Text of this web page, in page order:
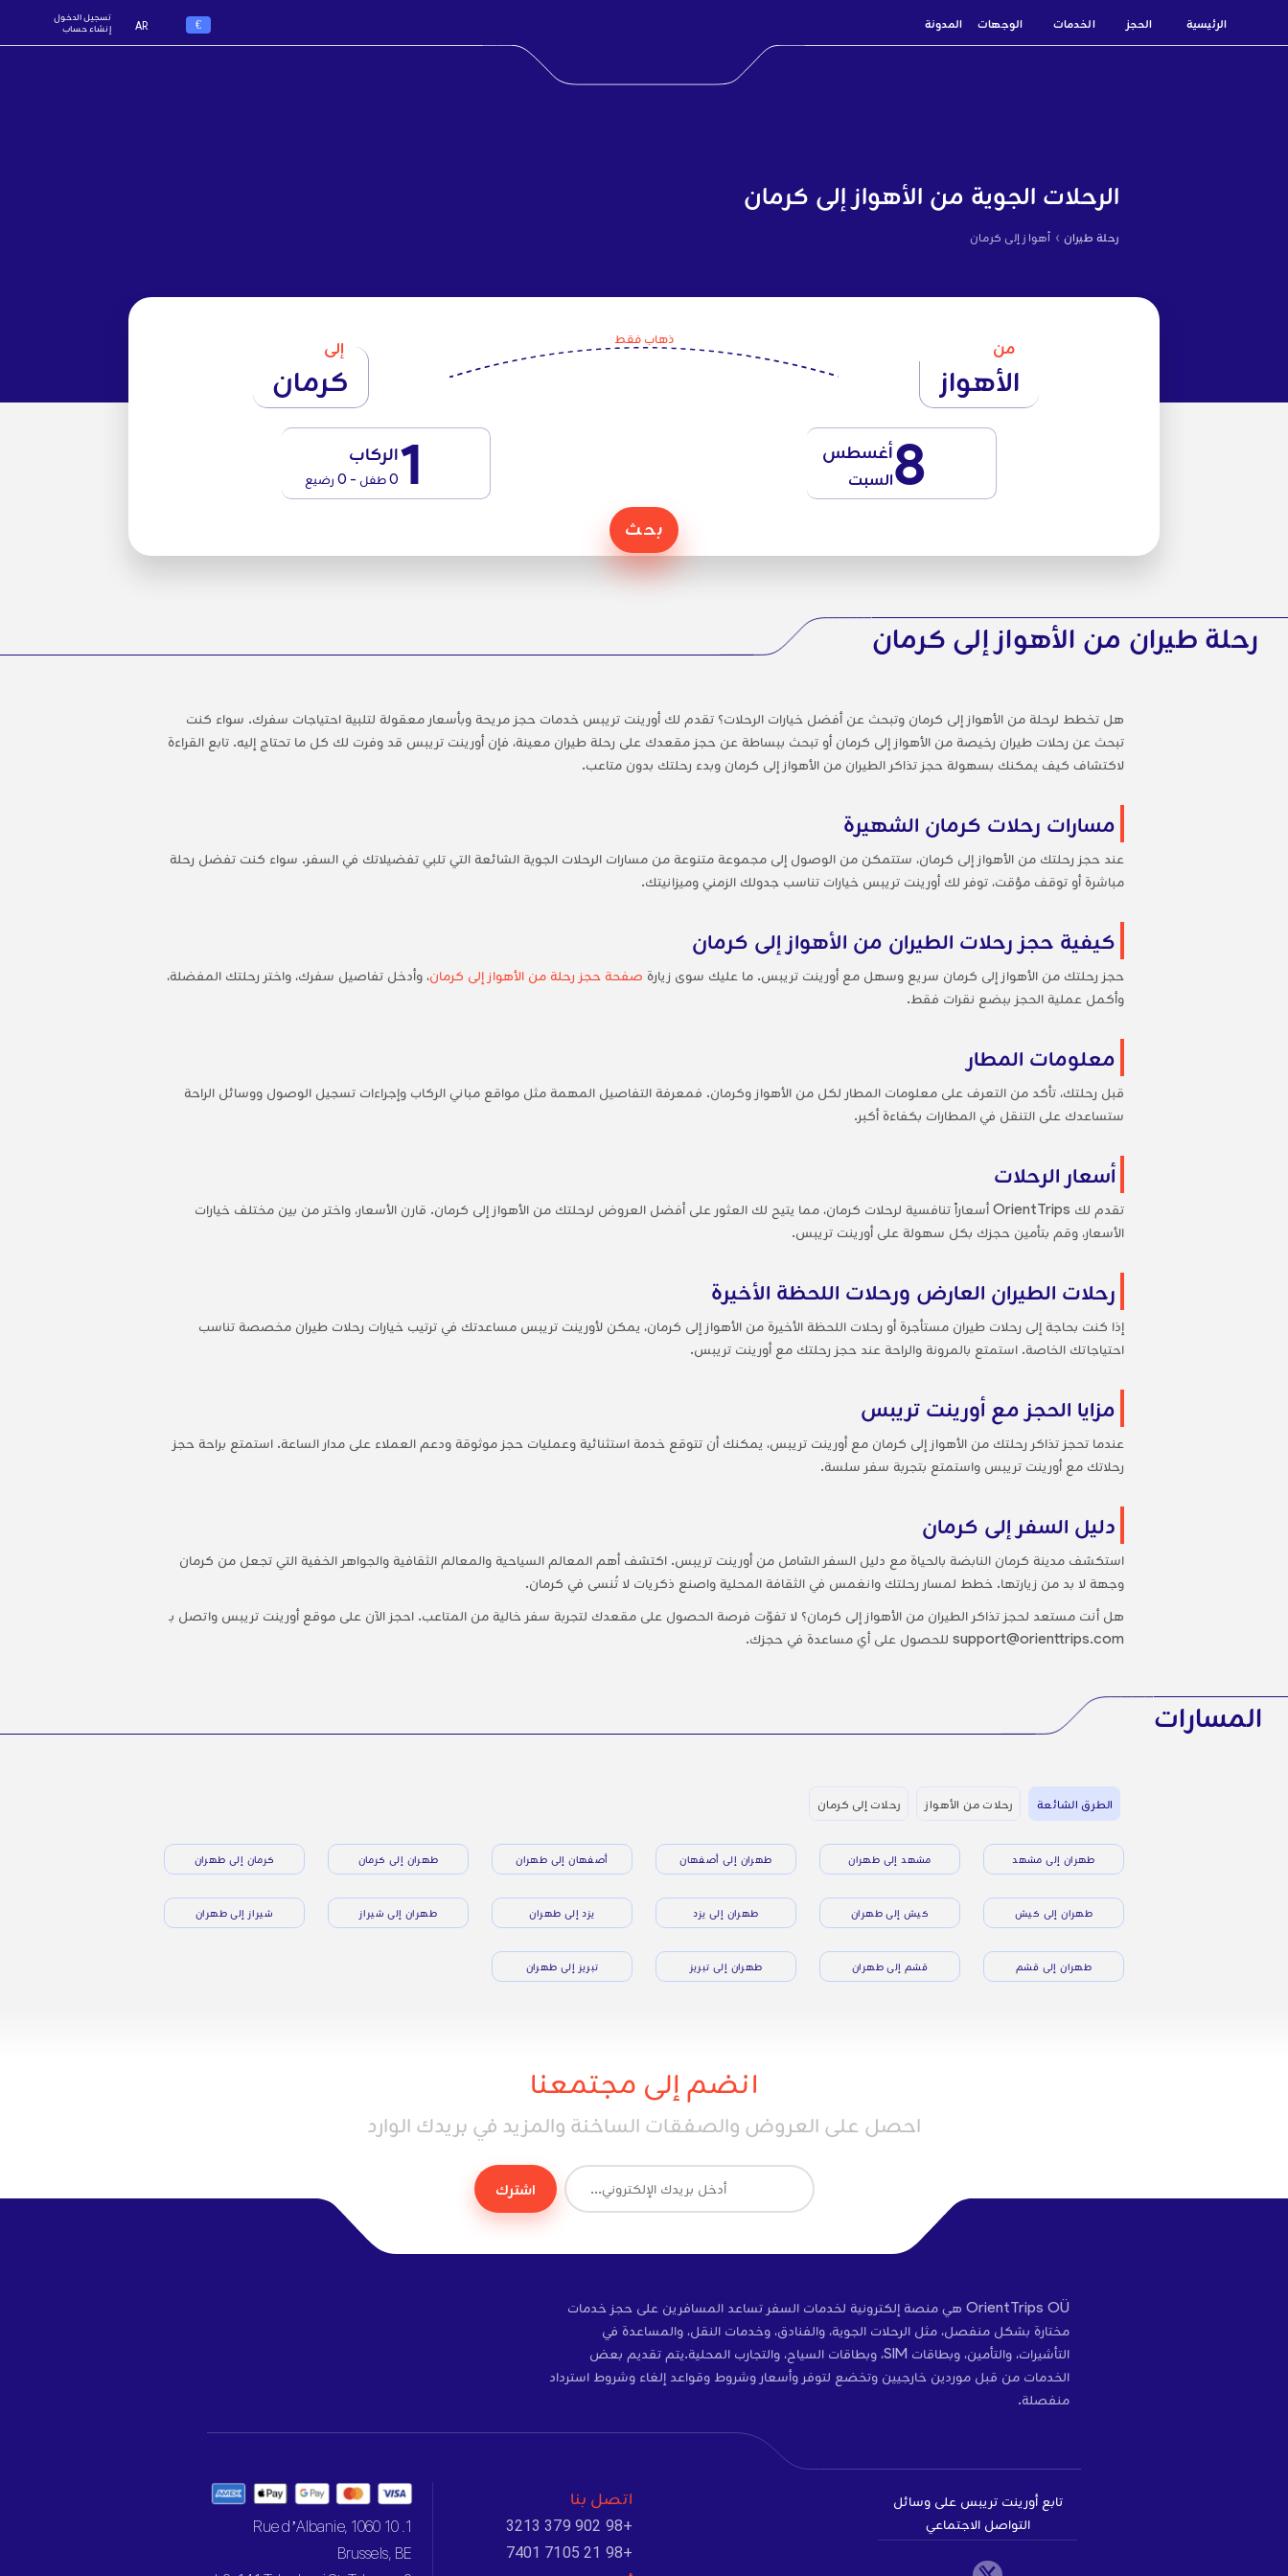
الرئيسية الحجز الخدمات الوجهات المدونة €
AR
تسجيل الدخول
إنشاء حساب
الرحلات الجوية من الأهواز إلى كرمان
رحلة طيران › أهواز إلى كرمان
من
الأهواز
ذهاب فقط إلى
كرمان
8أغسطس
السبت 1الركاب
0 طفل - 0 رضيع
بحث
رحلة طيران من الأهواز إلى كرمان
هل تخطط لرحلة من الأهواز إلى كرمان وتبحث عن أفضل خيارات الرحلات؟ تقدم لك أورينت تريبس خدمات حجز مريحة وبأسعار معقولة لتلبية احتياجات سفرك. سواء كنت
تبحث عن رحلات طيران رخيصة من الأهواز إلى كرمان أو تبحث ببساطة عن حجز مقعدك على رحلة طيران معينة، فإن أورينت تريبس قد وفرت لك كل ما تحتاج إليه. تابع القراءة
لاكتشاف كيف يمكنك بسهولة حجز تذاكر الطيران من الأهواز إلى كرمان وبدء رحلتك بدون متاعب.
مسارات رحلات كرمان الشهيرة
عند حجز رحلتك من الأهواز إلى كرمان، ستتمكن من الوصول إلى مجموعة متنوعة من مسارات الرحلات الجوية الشائعة التي تلبي تفضيلاتك في السفر. سواء كنت تفضل رحلة
مباشرة أو توقف مؤقت، توفر لك أورينت تريبس خيارات تناسب جدولك الزمني وميزانيتك.
كيفية حجز رحلات الطيران من الأهواز إلى كرمان
حجز رحلتك من الأهواز إلى كرمان سريع وسهل مع أورينت تريبس. ما عليك سوى زيارة صفحة حجز رحلة من الأهواز إلى كرمان، وأدخل تفاصيل سفرك، واختر رحلتك المفضلة،
وأكمل عملية الحجز ببضع نقرات فقط.
معلومات المطار
قبل رحلتك، تأكد من التعرف على معلومات المطار لكل من الأهواز وكرمان. فمعرفة التفاصيل المهمة مثل مواقع مباني الركاب وإجراءات تسجيل الوصول ووسائل الراحة
ستساعدك على التنقل في المطارات بكفاءة أكبر.
أسعار الرحلات
تقدم لك OrientTrips أسعاراً تنافسية لرحلات كرمان، مما يتيح لك العثور على أفضل العروض لرحلتك من الأهواز إلى كرمان. قارن الأسعار، واختر من بين مختلف خيارات
الأسعار، وقم بتأمين حجزك بكل سهولة على أورينت تريبس.
رحلات الطيران العارض ورحلات اللحظة الأخيرة
إذا كنت بحاجة إلى رحلات طيران مستأجرة أو رحلات اللحظة الأخيرة من الأهواز إلى كرمان، يمكن لأورينت تريبس مساعدتك في ترتيب خيارات رحلات طيران مخصصة تناسب
احتياجاتك الخاصة. استمتع بالمرونة والراحة عند حجز رحلتك مع أورينت تريبس.
مزايا الحجز مع أورينت تريبس
عندما تحجز تذاكر رحلتك من الأهواز إلى كرمان مع أورينت تريبس، يمكنك أن تتوقع خدمة استثنائية وعمليات حجز موثوقة ودعم العملاء على مدار الساعة. استمتع براحة حجز
رحلاتك مع أورينت تريبس واستمتع بتجربة سفر سلسة.
دليل السفر إلى كرمان
استكشف مدينة كرمان النابضة بالحياة مع دليل السفر الشامل من أورينت تريبس. اكتشف أهم المعالم السياحية والمعالم الثقافية والجواهر الخفية التي تجعل من كرمان
وجهة لا بد من زيارتها. خطط لمسار رحلتك وانغمس في الثقافة المحلية واصنع ذكريات لا تُنسى في كرمان.
هل أنت مستعد لحجز تذاكر الطيران من الأهواز إلى كرمان؟ لا تفوّت فرصة الحصول على مقعدك لتجربة سفر خالية من المتاعب. احجز الآن على موقع أورينت تريبس واتصل بـ
support@orienttrips.com للحصول على أي مساعدة في حجزك.
المسارات
الطرق الشائعة رحلات من الأهواز رحلات إلى كرمان
طهران إلى مشهد مشهد إلى طهران طهران إلى أصفهان أصفهان إلى طهران طهران إلى كرمان كرمان إلى طهران
طهران إلى كيش كيش إلى طهران طهران إلى يزد يزد إلى طهران طهران إلى شيراز شيراز إلى طهران
طهران إلى قشم قشم إلى طهران طهران إلى تبريز تبريز إلى طهران
انضم إلى مجتمعنا
احصل على العروض والصفقات الساخنة والمزيد في بريدك الوارد
اشترك
OrientTrips OÜ هي منصة إلكترونية لخدمات السفر تساعد المسافرين على حجز خدمات
مختارة بشكل منفصل، مثل الرحلات الجوية، والفنادق، وخدمات النقل، والمساعدة في
التأشيرات، والتأمين، وبطاقات SIM، وبطاقات السياح، والتجارب المحلية.يتم تقديم بعض
الخدمات من قبل موردين خارجيين وتخضع لتوفر وأسعار وشروط وقواعد إلغاء وشروط استرداد
منفصلة.
تابع أورينت تريبس على وسائل
التواصل الاجتماعي
اتصل بنا
+98 902 379 3213
+98 21 7105 7401
1. 10 Rue d’Albanie, 1060
Brussels, BE